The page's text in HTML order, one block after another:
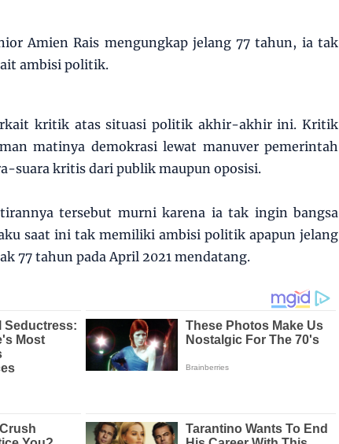
Amien Rais mengungkap jelang 77 tahun, ia tak
ambisi politik.
kritik atas situasi politik akhir-akhir ini. Kritik
matinya demokrasi lewat manuver pemerintah
suara kritis dari publik maupun oposisi.
tersebut murni karena ia tak ingin bangsa
saat ini tak memiliki ambisi politik apapun jelang
77 tahun pada April 2021 mendatang.